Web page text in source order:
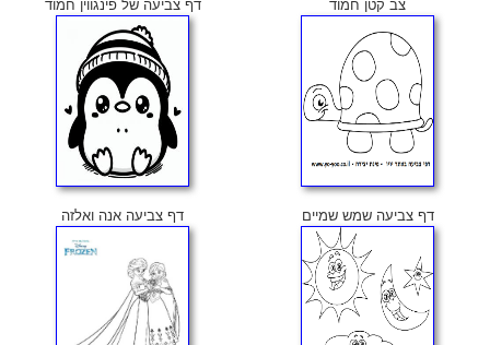
צב קטן חמוד דף צביעה של פינגווין חמוד
דף צביעה שמש שמיים דף צביעה אנה ואלזה